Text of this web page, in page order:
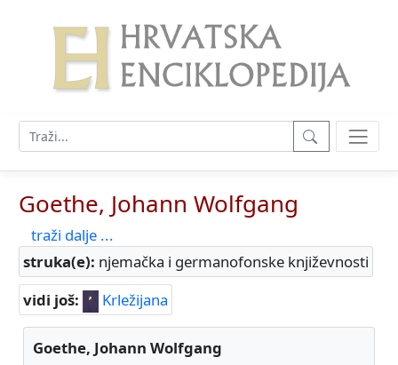
Goethe, Johann Wolfgang
traži dalje ...
struka(e): njemačka i germanofonske književnosti
vidi još:
Krležijana
Goethe, Johann Wolfgang